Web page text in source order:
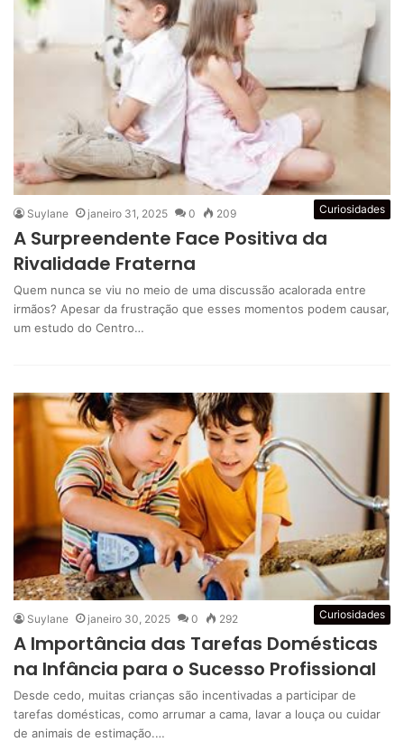
Curiosidades
Suylane janeiro 31, 2025 0 209
A Surpreendente Face Positiva da
Rivalidade Fraterna
Quem nunca se viu no meio de uma discussão acalorada entre
irmãos? Apesar da frustração que esses momentos podem causar,
um estudo do Centro…
Curiosidades
Suylane janeiro 30, 2025 0 292
A Importância das Tarefas Domésticas
na Infância para o Sucesso Profissional
Desde cedo, muitas crianças são incentivadas a participar de
tarefas domésticas, como arrumar a cama, lavar a louça ou cuidar
de animais de estimação.…